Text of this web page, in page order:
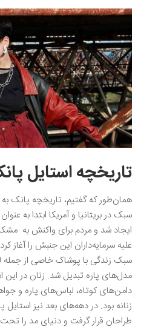
تاریخچه استایل
سبک در بریتانیا و آمریکا ابتدا به
ایجاد شد و مردم برای واکنش به
علیه سرمایه‌داران این جنبش را
سبک زندگی با پوشاک خاصی از
مدل‌های پاره تبدیل شد. زنان در
دامن‌های کوتاه، لباس‌های پاره و
زنانه بود. در دهه‌های بعد نیز
طراحان قرار گرفت و دنیای مد را تحت